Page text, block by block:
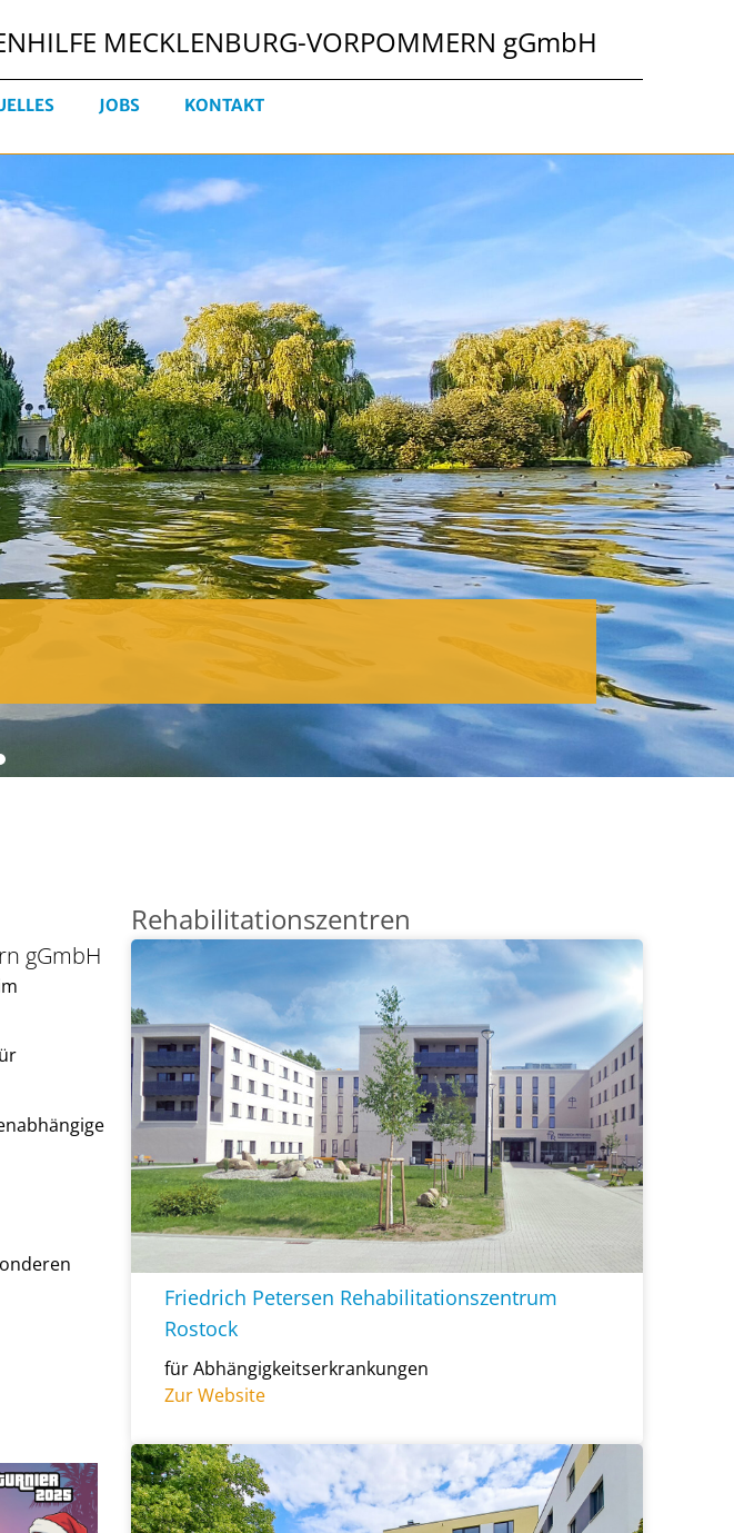
MECKLENBURG-VORPOMMERN gGmbH
JOBS KONTAKT
gGmbH
Rehabilitationszentren
Friedrich Petersen Rehabilitationszentrum
Rostock
für Abhängigkeitserkrankungen
Zur Website